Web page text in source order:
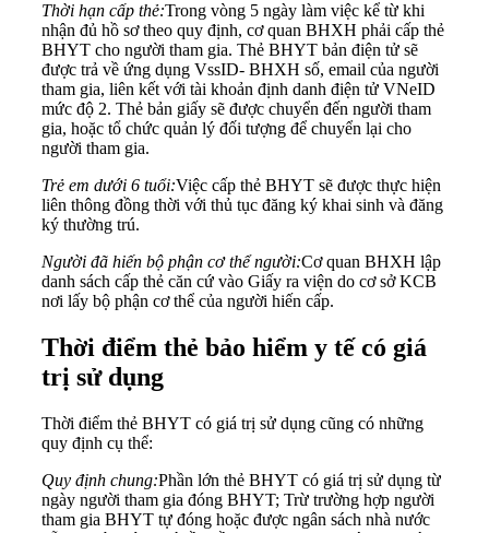
Thời hạn cấp thẻ:Trong vòng 5 ngày làm việc kể từ khi
nhận đủ hồ sơ theo quy định, cơ quan BHXH phải cấp thẻ
BHYT cho người tham gia. Thẻ BHYT bản điện tử sẽ
được trả về ứng dụng VssID- BHXH số, email của người
tham gia, liên kết với tài khoản định danh điện tử VNeID
mức độ 2. Thẻ bản giấy sẽ được chuyển đến người tham
gia, hoặc tổ chức quản lý đối tượng để chuyển lại cho
người tham gia.
Trẻ em dưới 6 tuổi:Việc cấp thẻ BHYT sẽ được thực hiện
liên thông đồng thời với thủ tục đăng ký khai sinh và đăng
ký thường trú.
Người đã hiến bộ phận cơ thể người:Cơ quan BHXH lập
danh sách cấp thẻ căn cứ vào Giấy ra viện do cơ sở KCB
nơi lấy bộ phận cơ thể của người hiến cấp.
Thời điểm thẻ bảo hiểm y tế có giá
trị sử dụng
Thời điểm thẻ BHYT có giá trị sử dụng cũng có những
quy định cụ thể:
Quy định chung:Phần lớn thẻ BHYT có giá trị sử dụng từ
ngày người tham gia đóng BHYT; Trừ trường hợp người
tham gia BHYT tự đóng hoặc được ngân sách nhà nước